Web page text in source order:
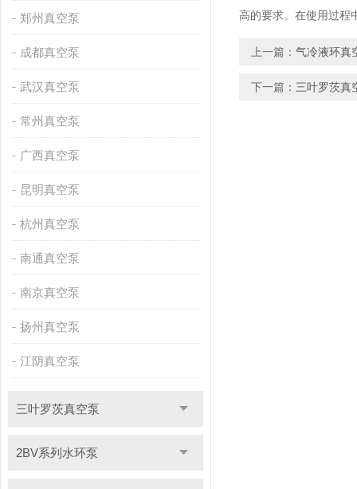
郑州真空泵
成都真空泵
武汉真空泵
常州真空泵
广西真空泵
昆明真空泵
杭州真空泵
南通真空泵
南京真空泵
扬州真空泵
江阴真空泵
三叶罗茨真空泵
2BV系列水环泵
高的要求。在使用过程
上一篇： 气冷液环真
下一篇： 三叶罗茨真